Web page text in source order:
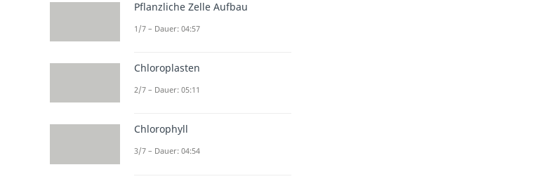
Pflanzliche Zelle Aufbau
1/7 – Dauer: 04:57
Chloroplasten
2/7 – Dauer: 05:11
Chlorophyll
3/7 – Dauer: 04:54